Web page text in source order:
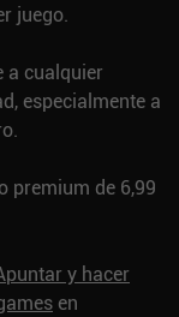
juego.
a cualquier
especialmente a
premium de 6,99
y hacer
en